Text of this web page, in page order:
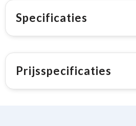
Specificaties
Prijsspecificaties